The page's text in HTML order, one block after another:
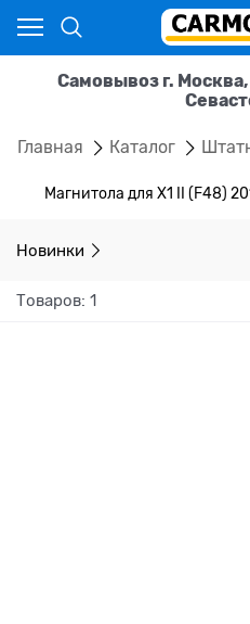
Самовывоз г.
Главная Каталог
Магнитола для X1 II (F48)
Новинки
Товаров: 1